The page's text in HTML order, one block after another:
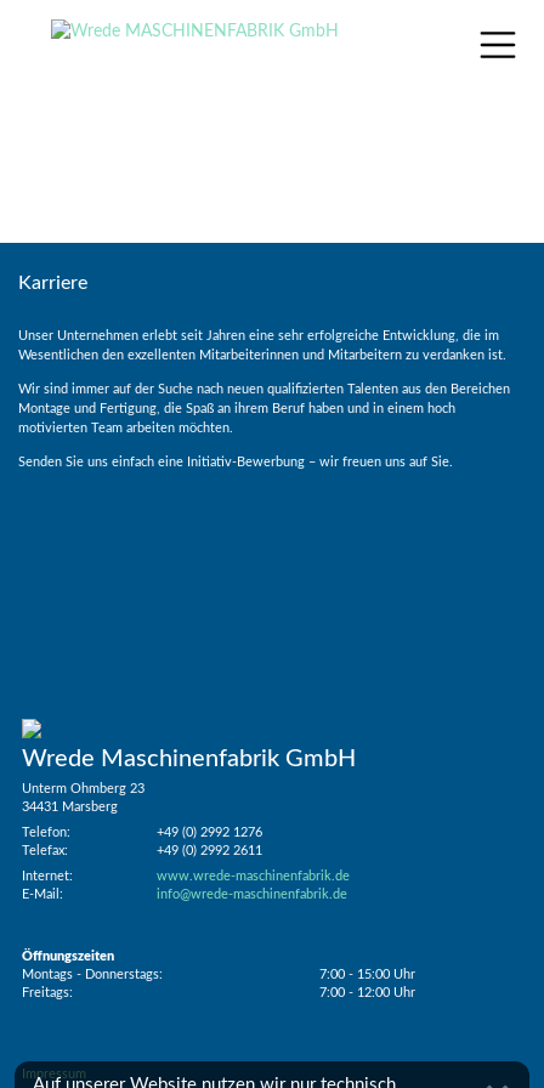
Karriere
Unser Unternehmen erlebt seit Jahren eine sehr erfolgreiche Entwicklung, die im
Wesentlichen den exzellenten Mitarbeiterinnen und Mitarbeitern zu verdanken ist.
Wir sind immer auf der Suche nach neuen qualifizierten Talenten aus den Bereichen
Montage und Fertigung, die Spaß an ihrem Beruf haben und in einem hoch
motivierten Team arbeiten möchten.
Senden Sie uns einfach eine Initiativ-Bewerbung – wir freuen uns auf Sie.
Wrede Maschinenfabrik GmbH
Unterm Ohmberg 23
34431 Marsberg
Telefon:
+49 (0) 2992 1276
Telefax:
+49 (0) 2992 2611
Internet:
www.wrede-maschinenfabrik.de
E-Mail:
info@wrede-maschinenfabrik.de
Öffnungszeiten
Montags - Donnerstags:
7:00 - 15:00 Uhr
Freitags:
7:00 - 12:00 Uhr
Impressum